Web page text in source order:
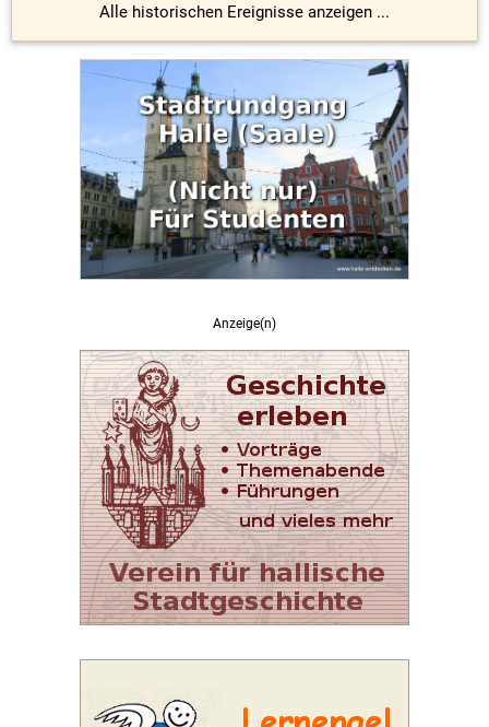
Alle historischen Ereignisse anzeigen ...
Anzeige(n)